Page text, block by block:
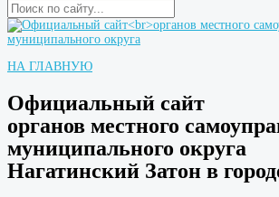
НА ГЛАВНУЮ
Официальный сайт
органов местного
муниципального округа
Нагатинский Затон в